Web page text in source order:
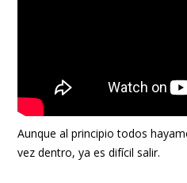
Aunque al principio todos
vez dentro, ya es difícil salir.